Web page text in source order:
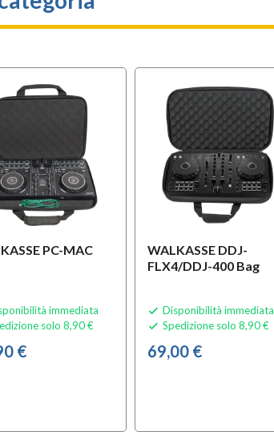
PC-MAC
immediata
solo 8,90 €
€
WALKASSE DDJ-
FLX4/DDJ-400 Bag
 Disponibilità immediata
 Spedizione solo 8,90 €
69,00 €